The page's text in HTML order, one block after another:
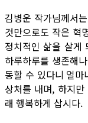
김병운 작가님께서
것만으로도 작은 혁
정치적인 삶을 살게
하루하루를 생존해
동할 수 있다니 얼
상처를 내며, 하지
래 행복하게 삽시다.